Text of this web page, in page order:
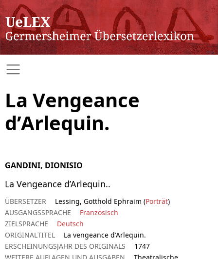
La Vengeance
d’Arlequin.
GANDINI, DIONISIO
La Vengeance d’Arlequin..
ÜBERSETZER Lessing, Gotthold Ephraim (Porträt)
AUSGANGSSPRACHE
Französisch
ZIELSPRACHE
Deutsch
ORIGINALTITEL
La vengeance d’Arlequin.
ERSCHEINUNGSJAHR DES ORIGINALS
1747